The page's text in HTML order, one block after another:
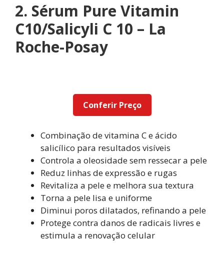
2. Sérum Pure Vitamin
C10/Salicyli C 10 – La
Roche-Posay
Conferir Preço
Combinação de vitamina C e ácido
salicílico para resultados visíveis
Controla a oleosidade sem ressecar a pele
Reduz linhas de expressão e rugas
Revitaliza a pele e melhora sua textura
Torna a pele lisa e uniforme
Diminui poros dilatados, refinando a pele
Protege contra danos de radicais livres e
estimula a renovação celular